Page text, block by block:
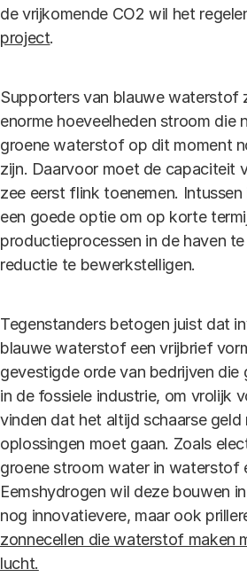
de vrijkomende CO2 wil het
project.
Supporters van blauwe waterstof
enorme hoeveelheden stroom die
groene waterstof op dit moment
zijn. Daarvoor moet de capaciteit
zee eerst flink toenemen.
een goede optie om op korte
productieprocessen in de haven
reductie te bewerkstelligen.
Tegenstanders betogen juist dat
blauwe waterstof een vrijbrief
gevestigde orde van bedrijven
in de fossiele industrie, om vrolijk
vinden dat het altijd schaarse geld
oplossingen moet gaan. Zoals
groene stroom water in waterstof
Eemshydrogen wil deze bouwen
nog innovatievere, maar ook
zonnecellen die waterstof maken
lucht.